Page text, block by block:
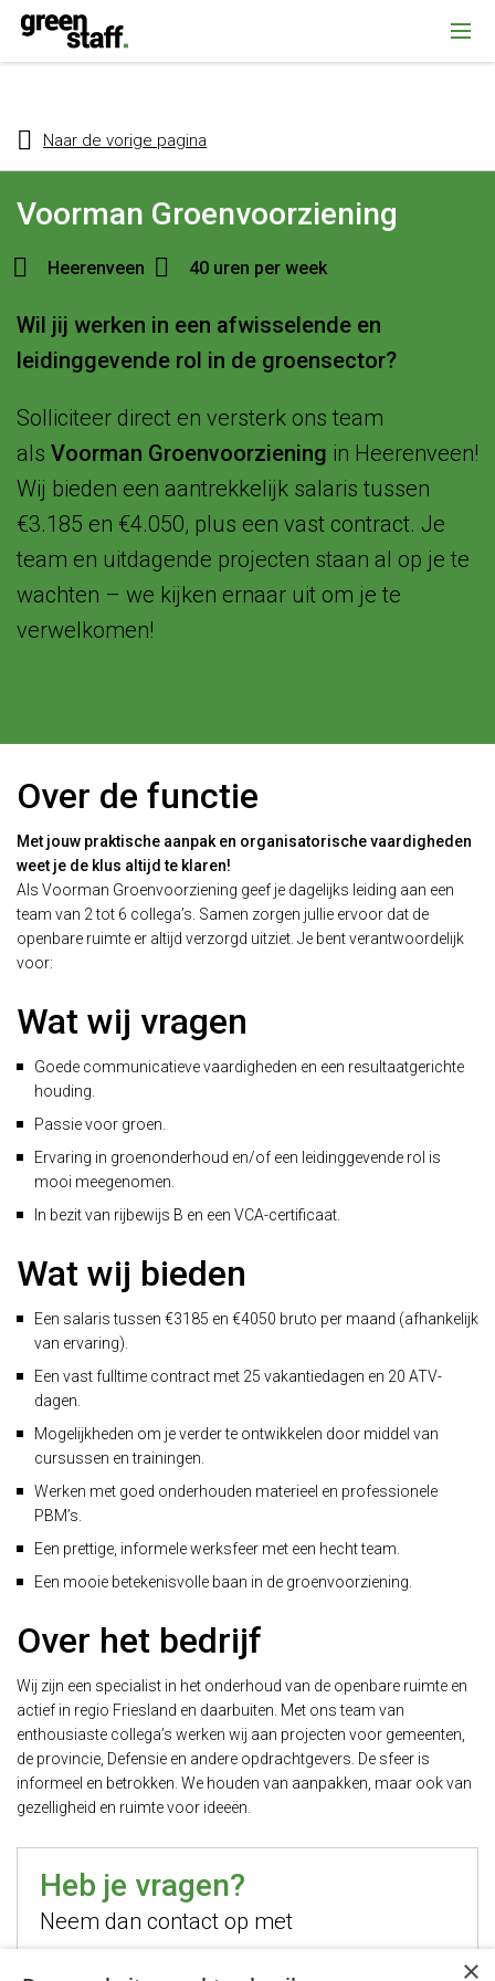
{ "@context": "https://schema.org", "@type": "Organization", "name":
""Greenstaff, "url": "https://www.greenstaff.nl", "logo": "" }
Naar de vorige pagina
Voorman Groenvoorziening
Heerenveen 40 uren per week
Wil jij werken in een afwisselende en
leidinggevende rol in de groensector?
Solliciteer direct en versterk ons team
als Voorman Groenvoorziening in Heerenveen!
Wij bieden een aantrekkelijk salaris tussen
€3.185 en €4.050, plus een vast contract. Je
team en uitdagende projecten staan al op je te
wachten – we kijken ernaar uit om je te
verwelkomen!
Over de functie
Met jouw praktische aanpak en organisatorische vaardigheden
weet je de klus altijd te klaren!
Als Voorman Groenvoorziening geef je dagelijks leiding aan een
team van 2 tot 6 collega’s. Samen zorgen jullie ervoor dat de
openbare ruimte er altijd verzorgd uitziet. Je bent verantwoordelijk
voor:
Wat wij vragen
Goede communicatieve vaardigheden en een resultaatgerichte
houding.
Passie voor groen.
Ervaring in groenonderhoud en/of een leidinggevende rol is
mooi meegenomen.
In bezit van rijbewijs B en een VCA-certificaat.
Wat wij bieden
Een salaris tussen €3185 en €4050 bruto per maand (afhankelijk
van ervaring).
Een vast fulltime contract met 25 vakantiedagen en 20 ATV-
dagen.
Mogelijkheden om je verder te ontwikkelen door middel van
cursussen en trainingen.
Werken met goed onderhouden materieel en professionele
PBM’s.
Een prettige, informele werksfeer met een hecht team.
Een mooie betekenisvolle baan in de groenvoorziening.
Over het bedrijf
Wij zijn een specialist in het onderhoud van de openbare ruimte en
actief in regio Friesland en daarbuiten. Met ons team van
enthousiaste collega’s werken wij aan projecten voor gemeenten,
de provincie, Defensie en andere opdrachtgevers. De sfeer is
informeel en betrokken. We houden van aanpakken, maar ook van
gezelligheid en ruimte voor ideeën.
Heb je vragen?
Neem dan contact op met
Hugo Jelier ×